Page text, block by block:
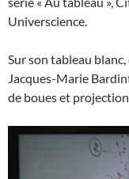
Universcience.
Sur son tableau
Jacques-Marie
de boues et